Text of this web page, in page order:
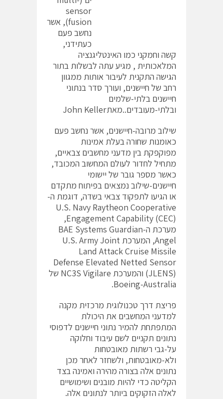
sensor
fusion), אשר
נחשב פעם
כעתידני,
קשה וחמקני כמו האינטליגנציה
המלאכותית , מגיע עתה לבשלות בתור
הגישה התקנית לעיבור אותות ממגוון
רחב של חיישנים, ועורך סדר בנתוני
חיישנים בלתי-שלמים
ובלתי-מעובדים..מאתJohn Keller
שילוב מרובה-חיישנים, אשר נחשב פעם
כאומנות שחורה בעלת אמינות
מפוקפקת בין מדעני מחשבים צבאיים,
מתחיל לחדור לעולם המחשוב המכובד,
כאשר מספר גובר של יישומי
חיישנים-שילוב נמצאים בפיתוח מתקדם
או הגיעו לתפקוד צבאי בשדה, דוגמת ה-
U.S. Navy Raytheon Cooperative
Engagement Capability (CEC),
מערכת ה-BAE Systems Guardian
Angel, המערכת U.S. Army Joint
Land Attack Cruise Missile
Defense Elevated Netted Sensor
(JLENS) והמערכת NC3S Vigilare של
Boeing-Australia.
פריצת דרך טכנולוגית מרכזית מקנה
למדעני המחשבים את היכולת
המתפתחת להמיר נתוני חיישנים לדפוסי
נתונים תקניים לשם עיבוד וחלוקה
על-גבי רשתות מאובטחות
ולא-מאובטחות, ולשחזר לאחר מכן
נתונים אלה בצורה מהירה ואמינה בצד
הקליטה כדי להיות מובנים ושימושיים
לאלה הזקוקים ביותר לנתונים אלה.